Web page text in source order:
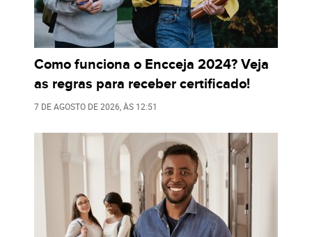
Como funciona o Encceja 2024? Veja
as regras para receber certificado!
7 DE AGOSTO DE 2026 , ÀS 12:51